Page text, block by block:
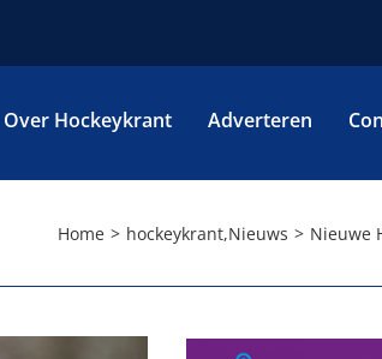
Over Hockeykrant Adverteren
Home hockeykrant,Nieuws Nieuwe